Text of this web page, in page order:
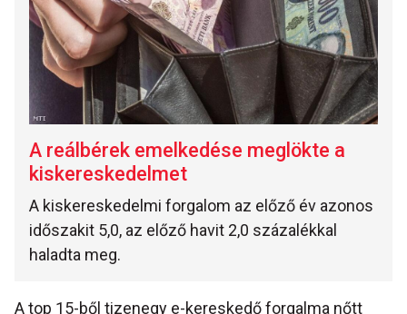
A reálbérek emelkedése meglökte a
kiskereskedelmet
A kiskereskedelmi forgalom az előző év azonos
időszakit 5,0, az előző havit 2,0 százalékkal
haladta meg.
A top 15-ből tizenegy e-kereskedő forgalma nőtt